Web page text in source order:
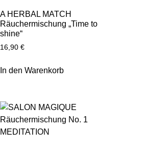
A HERBAL MATCH
Räuchermischung „Time to
shine“
16,90 €
In den Warenkorb